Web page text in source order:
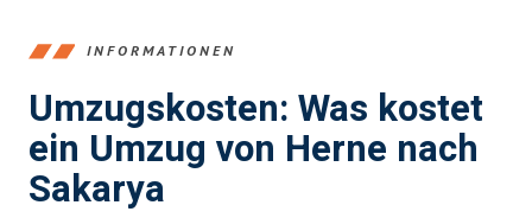
INFORMATIONEN
Umzugskosten: Was kostet
ein Umzug von Herne nach
Sakarya